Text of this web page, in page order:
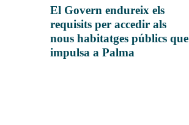
El Govern endureix els
requisits per accedir als
nous habitatges públics que
impulsa a Palma